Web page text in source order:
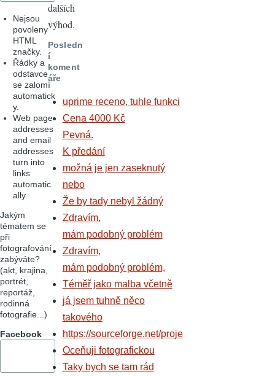
Nejsou
povoleny
HTML
značky.
Řádky a
odstavce
se zalomí
automatick
y.
Web page
addresses
and email
addresses
turn into
links
automatic
ally.
Jakým
tématem se
při
fotografování
zabýváte?
(akt, krajina,
portrét,
reportáž,
rodinná
fotografie...)
Facebook
dalších
výhod.
Posledn
í
koment
áře
uprime receno, tuhle funkci
Cena 4000 Kč
Pevná.
K předání
možná je jen zaseknutý
nebo
Že by tady nebyl žádný
Zdravím,
mám podobný problém
Zdravím,
mám podobný problém,
Téměř jako malba včetně
já jsem tuhně něco
takového
https://sourceforge.net/proje
Oceňuji fotografickou
Taky bych se tam rád